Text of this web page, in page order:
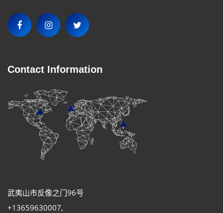
Contact Information
武夷山市反像之门96号
+13659630007,